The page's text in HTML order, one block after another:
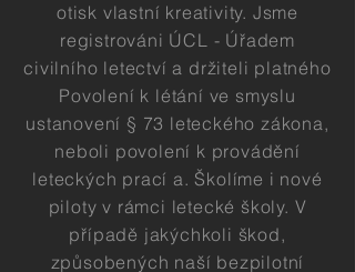
otisk vlastní kreativity. Jsme
registrováni ÚCL - Úřadem
civilního letectví a držiteli platného
Povolení k létání ve smyslu
ustanovení § 73 leteckého zákona,
neboli povolení k provádění
leteckých prací a. Školíme i nové
piloty v rámci letecké školy. V
případě jakýchkoli škod,
způsobených naší bezpilotní